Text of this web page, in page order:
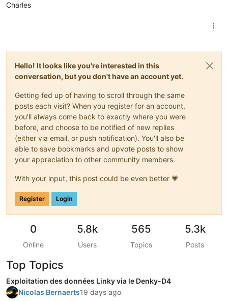
Charles
Hello! It looks like you're interested in this
conversation, but you don't have an account yet.
Getting fed up of having to scroll through the same
posts each visit? When you register for an account,
you'll always come back to exactly where you were
before, and choose to be notified of new replies
(either via email, or push notification). You'll also be
able to save bookmarks and upvote posts to show
your appreciation to other community members.
With your input, this post could be even better 💗
Register Login
0
Online
5.8k
Users
565
Topics
5.3k
Posts
Top Topics
Exploitation des données Linky via le Denky-D4
Nicolas Bernaerts19 days ago